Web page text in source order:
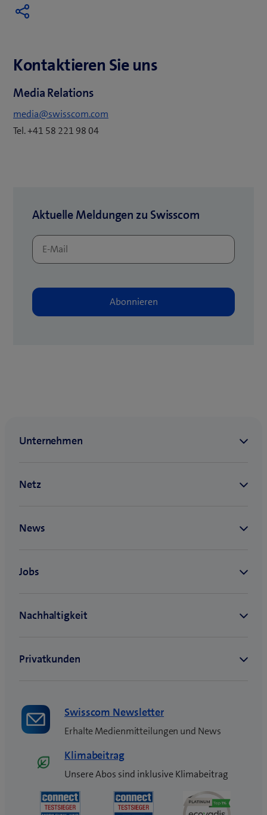
Kontaktieren Sie uns
Media Relations
media@swisscom.com
Tel. +41 58 221 98 04
Aktuelle Meldungen zu Swisscom
Swisscom Newsletter
Erhalte Medienmitteilungen und News
Klimabeitrag
Unsere Abos sind inklusive Klimabeitrag